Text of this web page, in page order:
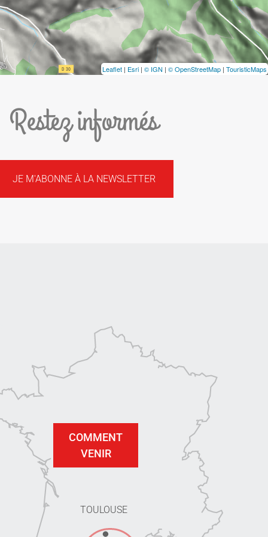
Leaflet | Esri | © IGN | © OpenStreetMap | TouristicMaps
Restez informés
JE M'ABONNE À LA NEWSLETTER
TOULOUSE
COMMENT
VENIR